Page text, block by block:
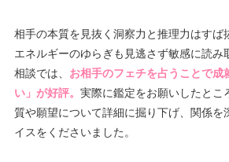
相手の本質を見抜く洞察力と推理力はすば
エネルギーのゆらぎも見逃さず敏感に読み
相談では、 お相手のフェチを占うことで成
い」が好評。 実際に鑑定をお願いしたとこ
質や願望について詳細に掘り下げ、関係を
イスをくださいました。